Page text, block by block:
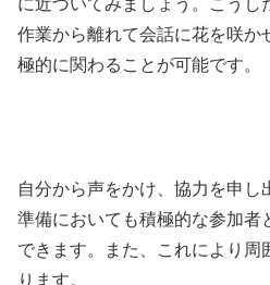
に近づいてみましょう。こうし
作業から離れて会話に花を咲か
極的に関わることが可能です。
自分から声をかけ、協力を申し
準備においても積極的な参加者
できます。また、これにより周
ります。